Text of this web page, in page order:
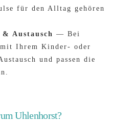
für den Alltag gehören
Austausch — Bei
Ihrem Kinder- oder
und passen die
Uhlenhorst?